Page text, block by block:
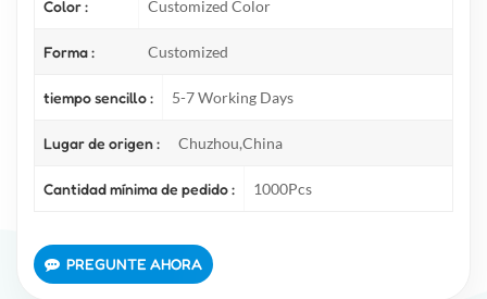
Color : Customized Color
Forma : Customized
tiempo sencillo : 5-7 Working Days
Lugar de origen : Chuzhou,China
Cantidad mínima de pedido : 1000Pcs
PREGUNTE AHORA